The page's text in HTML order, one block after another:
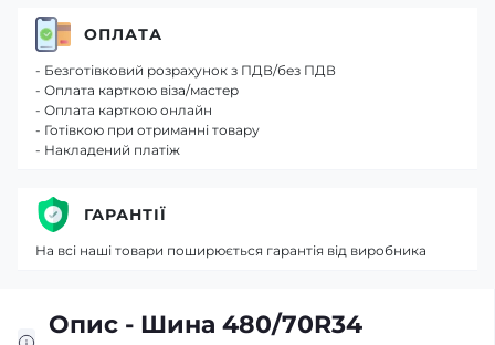
Опис - Шина 480/70R34
ОПЛАТА
- Безготівковий розрахунок з ПДВ/без ПДВ
- Оплата карткою віза/мастер
- Оплата карткою онлайн
- Готівкою при отриманні товару
- Накладений платіж
ГАРАНТІЇ
На всі наші товари поширюється гарантія від виробника